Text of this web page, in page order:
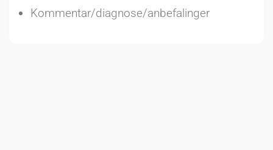
Kommentar/diagnose/anbefalinger